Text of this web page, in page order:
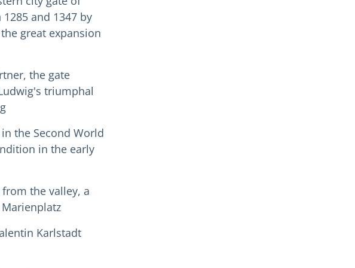
and 1347 by
great expansion
the gate
triumphal
the Second World
in the early
the valley, a
Karlstadt